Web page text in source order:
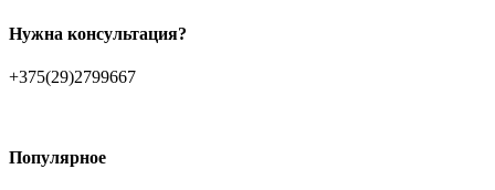
Нужна консультация?
+375(29)2799667
Популярное